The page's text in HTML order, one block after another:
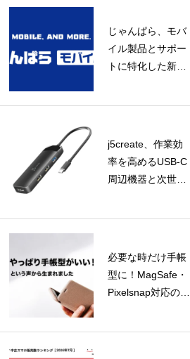
じゃんぱら、モバ
イル製品とサポー
トに特化した新コ
j5create、作業効
率を高めるUSB-C
周辺機器と次世代
必要な時だけ手帳
型に！MagSafe・
Pixelsnap対応の着